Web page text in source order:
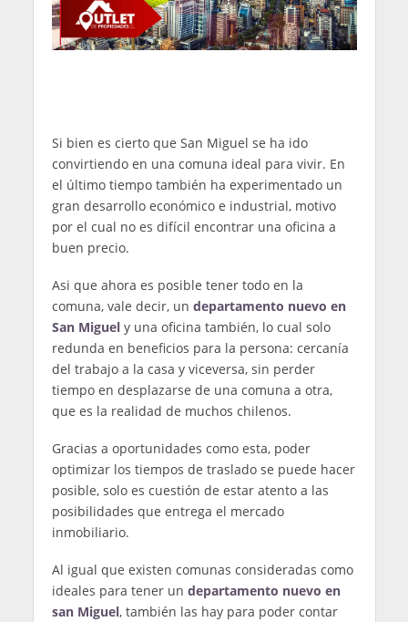
Si bien es cierto que San Miguel se ha ido
convirtiendo en una comuna ideal para vivir. En
el último tiempo también ha experimentado un
gran desarrollo económico e industrial, motivo
por el cual no es difícil encontrar una oficina a
buen precio.
Asi que ahora es posible tener todo en la
comuna, vale decir, un departamento nuevo en
San Miguel y una oficina también, lo cual solo
redunda en beneficios para la persona: cercanía
del trabajo a la casa y viceversa, sin perder
tiempo en desplazarse de una comuna a otra,
que es la realidad de muchos chilenos.
Gracias a oportunidades como esta, poder
optimizar los tiempos de traslado se puede hacer
posible, solo es cuestión de estar atento a las
posibilidades que entrega el mercado
inmobiliario.
Al igual que existen comunas consideradas como
ideales para tener un departamento nuevo en
san Miguel, también las hay para poder contar